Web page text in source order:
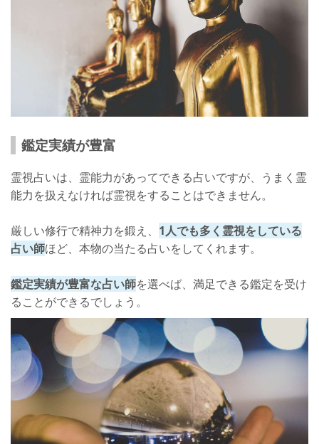
鑑定実績が豊富
霊視占いは、霊能力があってできる占いですが、うまく霊
能力を扱えなければ霊視をすることはできません。
厳しい修行で精神力を鍛え、 1人でも多く霊視をしている
占い師ほど、本物の当たる占いをしてくれます。
鑑定実績が豊富な占い師を選べば、満足できる鑑定を受け
ることができるでしょう。